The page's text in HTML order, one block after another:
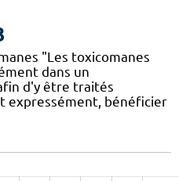
"Les toxicomanes
dans un
d'y être traités
expressément, bénéficier